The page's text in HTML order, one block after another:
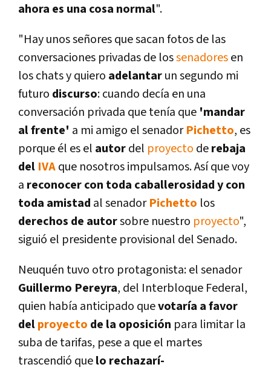
ahora es una cosa normal".
"Hay unos señores que sacan fotos de las
conversaciones privadas de lossenadoresen
los chats y quiero adelantarun segundo mi
futuro discurso: cuando decí­a en una
conversación privada que tení­a que 'mandar
al frente' a mi amigo el senadorPichetto, es
porque él es el autordel proyecto derebaja
del IVAque nosotros impulsamos. Así­ que voy
a reconocer con toda caballerosidad y con
toda amistad al senadorPichetto los
derechos de autorsobre nuestro proyecto",
siguió el presidente provisional del Senado.
Neuquén tuvo otro protagonista: el senador
Guillermo Pereyra, del Interbloque Federal,
quien habí­a anticipado quevotarí­a a favor
delproyecto de la oposición para limitar la
suba de tarifas, pese a que el martes
trascendió quelo rechazarí­